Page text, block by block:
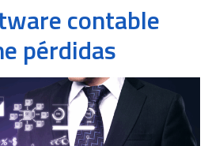
contable
pérdidas